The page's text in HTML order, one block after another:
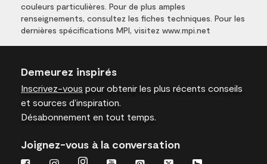
couleurs particulières. Pour de plus amples
renseignements, consultez les fiches techniques. Pour les
dernières spécifications MPI, visitez www.mpi.net
Demeurez inspirés
Inscrivez-vous pour obtenir les plus récents conseils
et sources d’inspiration.
Désabonnement en tout temps.
Joignez-vous à la conversation